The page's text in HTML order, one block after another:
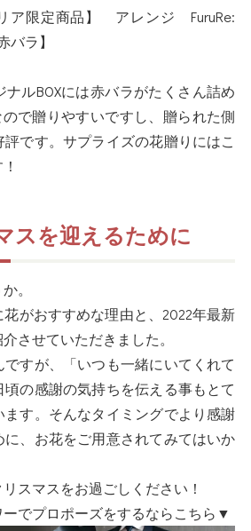
ルBOXには赤バラがたくさん詰め
ので贈りやすいですし、贈られた側
です。サプライズの花贈りにはこ
スを迎えるために
。
がおすすめな理由と、2022年最新
させていただきました。
すが、「いつも一緒にいてくれて
の感謝の気持ちを伝える事もとて
ます。そんなタイミングでより感謝
、お花をご用意されてみてはいか
スマスをお過ごしください！
でプロポーズをするならこちら▼